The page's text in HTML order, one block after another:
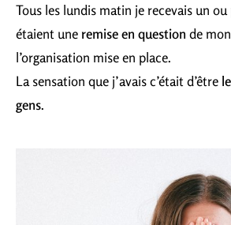
Tous les lundis matin je recevais un
étaient une remise en question de
l’organisation mise en place.
La sensation que j’avais c’était d’être
gens.